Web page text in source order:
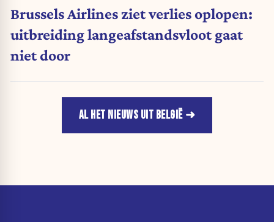
Brussels Airlines ziet verlies oplopen:
uitbreiding langeafstandsvloot gaat
niet door
AL HET NIEUWS UIT BELGIË